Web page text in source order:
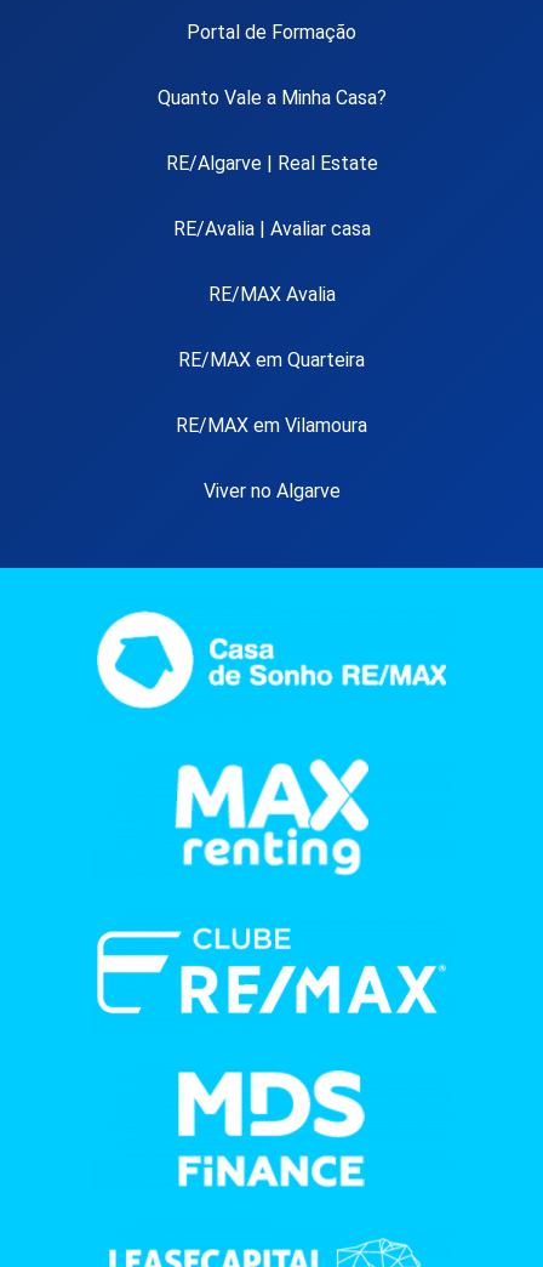
Portal de Formação
Quanto Vale a Minha Casa?
RE/Algarve | Real Estate
RE/Avalia | Avaliar casa
RE/MAX Avalia
RE/MAX em Quarteira
RE/MAX em Vilamoura
Viver no Algarve